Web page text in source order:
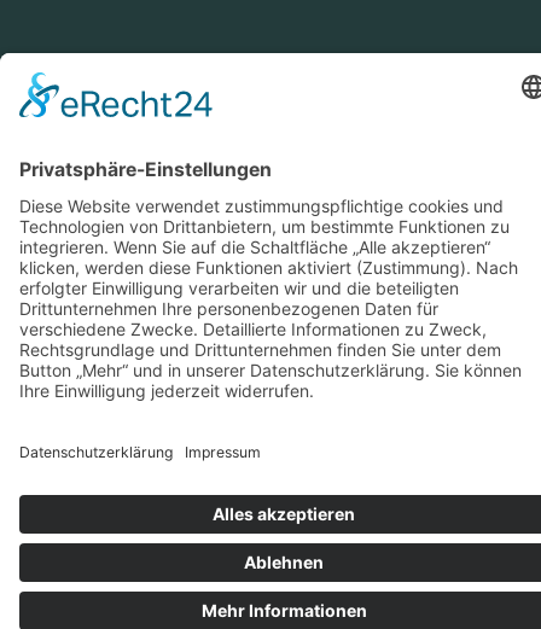
partnerschaft_und_alzheimer
Facebook
© 2026 Linda Huber - Psychosoziale Beratung
Impressum//Datenschutz//Seminarbedingungen